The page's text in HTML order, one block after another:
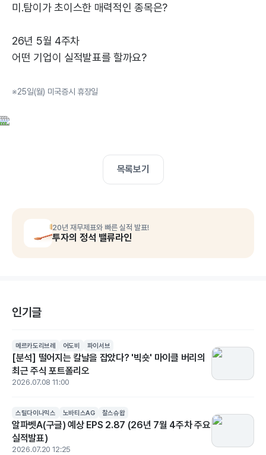
미.탐이가 초이스한 매력적인 종목은?
26년 5월 4주차
어떤 기업이 실적발표를 할까요?
※25일(월) 미국증시 휴장일
목록보기
20년 재무제표와 빠른 실적 발표!
투자의 정석 밸류라인
인기글
메르카도리브레 어도비 파이서브
[분석] 떨어지는 칼날을 잡았다? '빅숏' 마이클 버리의
최근 주식 포트폴리오
2026.07.08 11:00
스틸다이나믹스 노바티스AG 찰스슈왑
알파벳A(구글) 예상 EPS 2.87 (26년 7월 4주차 주요
실적발표)
2026.07.20 12:25